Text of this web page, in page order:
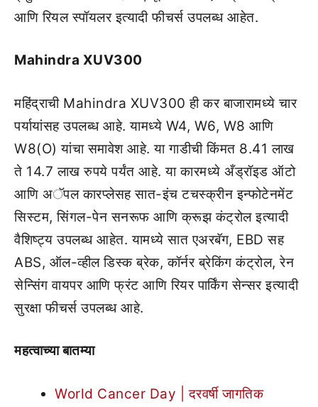
आणि रियल स्पॉयलर इत्यादी फीचर्स उपलब्ध आहेत.
Mahindra XUV300
महिंद्राची Mahindra XUV300 ही कर बाजारामध्ये चार
पर्यायांसह उपलब्ध आहे. यामध्ये W4, W6, W8 आणि
W8(O) यांचा समावेश आहे. या गाडीची किंमत 8.41 लाख
ते 14.7 लाख रुपये पर्यंत आहे. या कारमध्ये अँड्रॉइड ऑटो
आणि अॅपल कारप्लेसह सात-इंच टचस्क्रीन इन्फोटेनमेंट
सिस्टम, सिंगल-पेन सनरूफ आणि क्रूझ कंट्रोल इत्यादी
वैशिष्ट्य उपलब्ध आहेत. यामध्ये सात एअरबॅग, EBD सह
ABS, ऑल-व्हील डिस्क ब्रेक, कॉर्नर ब्रेकिंग कंट्रोल, रेन
सेन्सिंग वायपर आणि फ्रंट आणि रियर पार्किंग सेन्सर इत्यादी
सुरक्षा फीचर्स उपलब्ध आहे.
महत्वाच्या बातम्या
World Cancer Day | दरवर्षी जागतिक